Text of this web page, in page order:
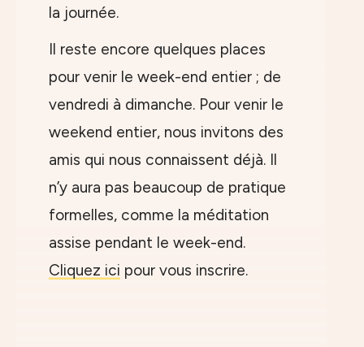
la journée.
Il reste encore quelques places
pour venir le week-end entier ; de
vendredi à dimanche. Pour venir le
weekend entier, nous invitons des
amis qui nous connaissent déjà. Il
n’y aura pas beaucoup de pratique
formelles, comme la méditation
assise pendant le week-end.
Cliquez ici pour vous inscrire.